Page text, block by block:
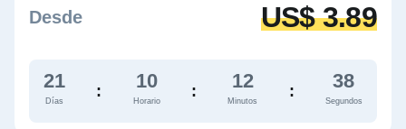
Desde US$ 3.89
21
Días
: 10
Horario
: 12
Minutos
: 38
Segundos